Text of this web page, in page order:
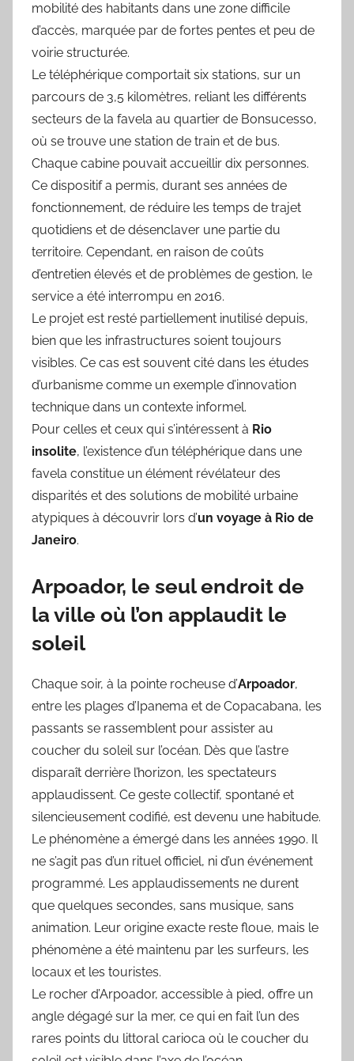
mobilité des habitants dans une zone difficile
d’accès, marquée par de fortes pentes et peu de
voirie structurée.
Le téléphérique comportait six stations, sur un
parcours de 3,5 kilomètres, reliant les différents
secteurs de la favela au quartier de Bonsucesso,
où se trouve une station de train et de bus.
Chaque cabine pouvait accueillir dix personnes.
Ce dispositif a permis, durant ses années de
fonctionnement, de réduire les temps de trajet
quotidiens et de désenclaver une partie du
territoire. Cependant, en raison de coûts
d’entretien élevés et de problèmes de gestion, le
service a été interrompu en 2016.
Le projet est resté partiellement inutilisé depuis,
bien que les infrastructures soient toujours
visibles. Ce cas est souvent cité dans les études
d’urbanisme comme un exemple d’innovation
technique dans un contexte informel.
Pour celles et ceux qui s’intéressent à Rio
insolite, l’existence d’un téléphérique dans une
favela constitue un élément révélateur des
disparités et des solutions de mobilité urbaine
atypiques à découvrir lors d’un voyage à Rio de
Janeiro.
Arpoador, le seul endroit de
la ville où l’on applaudit le
soleil
Chaque soir, à la pointe rocheuse d’Arpoador,
entre les plages d’Ipanema et de Copacabana, les
passants se rassemblent pour assister au
coucher du soleil sur l’océan. Dès que l’astre
disparaît derrière l’horizon, les spectateurs
applaudissent. Ce geste collectif, spontané et
silencieusement codifié, est devenu une habitude.
Le phénomène a émergé dans les années 1990. Il
ne s’agit pas d’un rituel officiel, ni d’un événement
programmé. Les applaudissements ne durent
que quelques secondes, sans musique, sans
animation. Leur origine exacte reste floue, mais le
phénomène a été maintenu par les surfeurs, les
locaux et les touristes.
Le rocher d’Arpoador, accessible à pied, offre un
angle dégagé sur la mer, ce qui en fait l’un des
rares points du littoral carioca où le coucher du